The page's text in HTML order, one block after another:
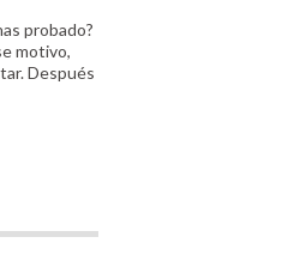
probado?
motivo,
Después